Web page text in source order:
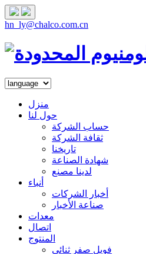
hn_ly@chalco.com.cn
منزل
حول لنا
حساب الشركة
ثقافة الشركة
تاريخنا
شهادة الصناعة
لدينا مصنع
أنباء
أخبار الشركات
صناعة الأخبار
معدات
اتصال
المنتوج
فويل صفر ثنائي